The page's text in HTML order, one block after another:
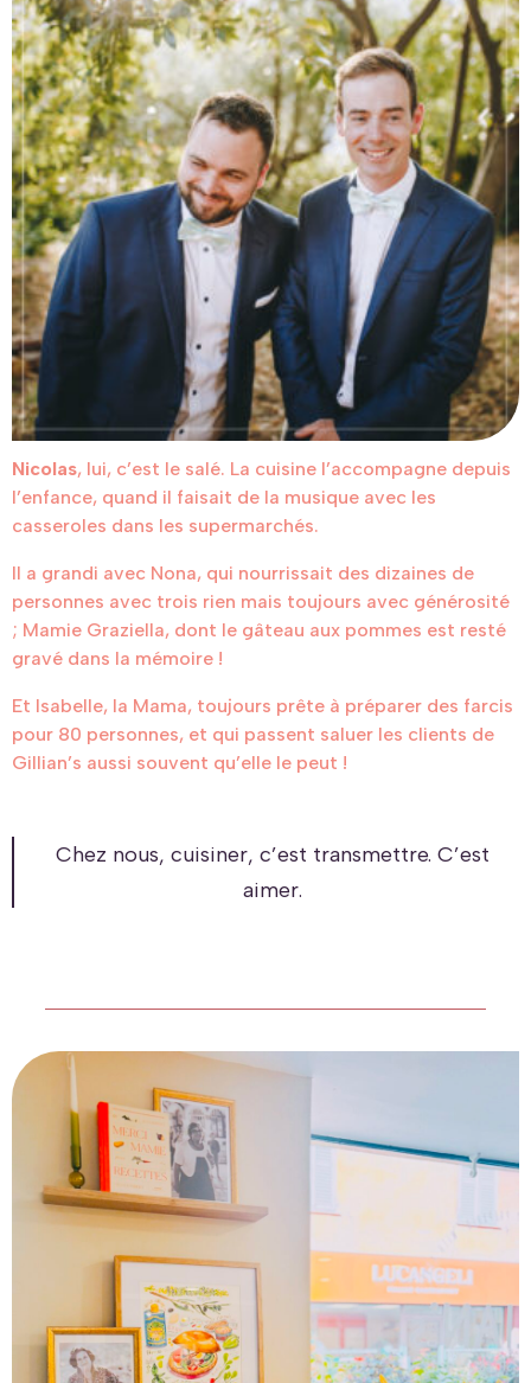
Nicolas, lui, c’est le salé. La cuisine l’accompagne depuis
l’enfance, quand il faisait de la musique avec les
casseroles dans les supermarchés.
Il a grandi avec Nona, qui nourrissait des dizaines de
personnes avec trois rien mais toujours avec générosité
; Mamie Graziella, dont le gâteau aux pommes est resté
gravé dans la mémoire !
Et Isabelle, la Mama, toujours prête à préparer des farcis
pour 80 personnes, et qui passent saluer les clients de
Gillian’s aussi souvent qu’elle le peut !
Chez nous, cuisiner, c’est transmettre. C’est
aimer.